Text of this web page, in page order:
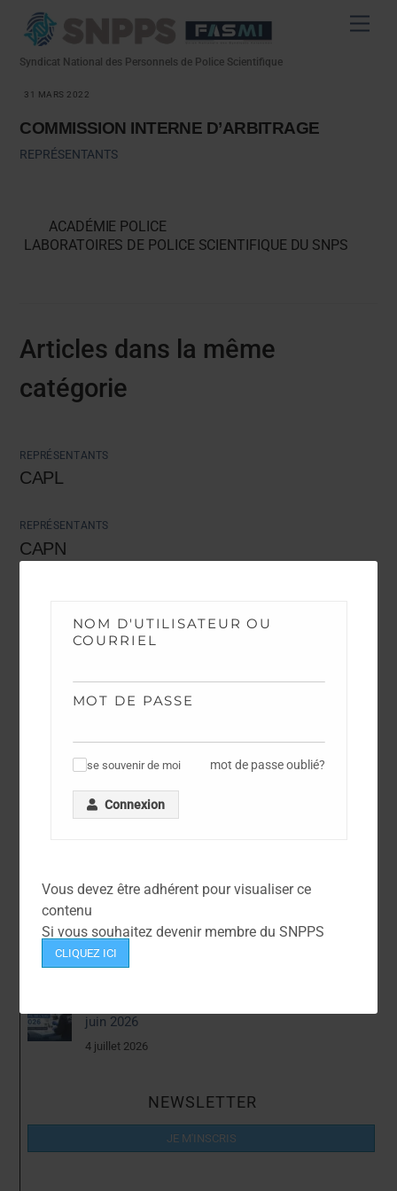
NOM D'UTILISATEUR OU
COURRIEL
MOT DE PASSE
se souvenir de moi mot de passe oublié?
Connexion
Vous devez être adhérent pour visualiser ce
contenu
Si vous souhaitez devenir membre du SNPPS
CLIQUEZ ICI
Syndicat National des Personnels de Police Scientifique
31 MARS 2022
COMMISSION INTERNE D’ARBITRAGE
REPRÉSENTANTS
ACADÉMIE POLICE
LABORATOIRES DE POLICE SCIENTIFIQUE DU SNPS
Articles dans la même
catégorie
REPRÉSENTANTS
CAPL
REPRÉSENTANTS
CAPN
MANDATS FASMI
Avancements TPTS et IPTS 2026
9 juillet 2026
juin 2026
4 juillet 2026
NEWSLETTER
JE M'INSCRIS